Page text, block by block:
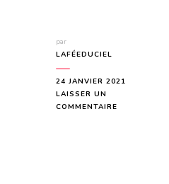
par
LAFÉEDUCIEL
24 JANVIER 2021
LAISSER UN
COMMENTAIRE